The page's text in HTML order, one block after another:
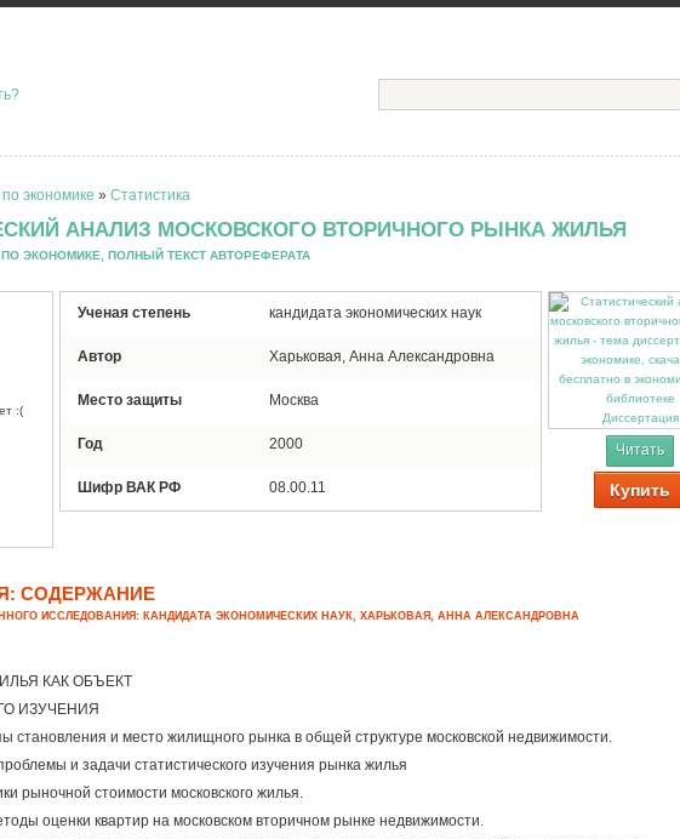
экономике » Статистика
АНАЛИЗ МОСКОВСКОГО ВТОРИЧНОГО РЫНКА ЖИЛЬЯ
ЭКОНОМИКЕ, ПОЛНЫЙ ТЕКСТ АВТОРЕФЕРАТА
:(
Ученая степень кандидата экономических наук
Автор Харьковая, Анна Александровна
Место защиты Москва
Год 2000
Шифр ВАК РФ 08.00.11
Диссертация
Читать
Купить
СОДЕРЖАНИЕ
ИССЛЕДОВАНИЯ: КАНДИДАТА ЭКОНОМИЧЕСКИХ НАУК, ХАРЬКОВАЯ, АННА АЛЕКСАНДРОВНА
КАК ОБЪЕКТ
ИЗУЧЕНИЯ
становления и место жилищного рынка в общей структуре московской недвижимости.
и задачи статистического изучения рынка жилья
рыночной стоимости московского жилья.
оценки квартир на московском вторичном рынке недвижимости.